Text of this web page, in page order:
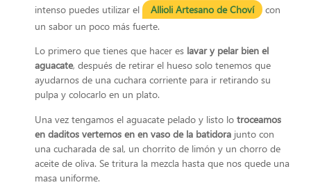
intenso puedes utilizar el
Allioli Artesano de Choví
con
un sabor un poco más fuerte.
Lo primero que tienes que hacer es lavar y pelar bien el
aguacate, después de retirar el hueso solo tenemos que
ayudarnos de una cuchara corriente para ir retirando su
pulpa y colocarlo en un plato.
Una vez tengamos el aguacate pelado y listo lo troceamos
en daditos vertemos en en vaso de la batidora junto con
una cucharada de sal, un chorrito de limón y un chorro de
aceite de oliva. Se tritura la mezcla hasta que nos quede una
masa uniforme.